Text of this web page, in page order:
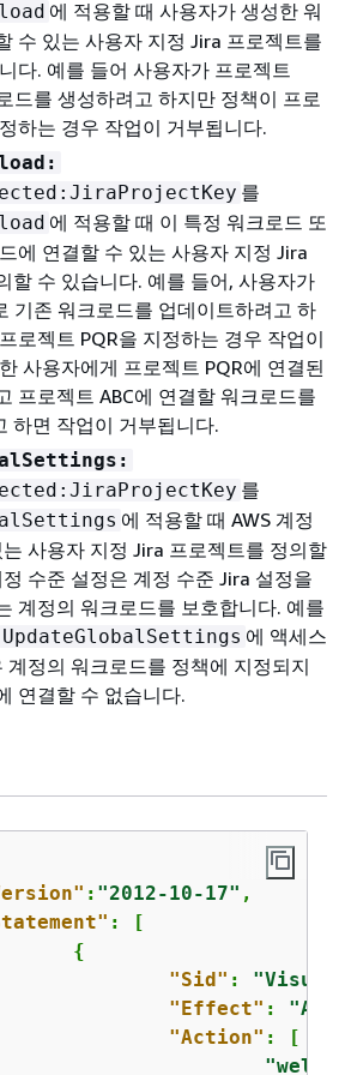
에 적용할 때 사용자가 생성한 워
수 있는 사용자 지정 Jira 프로젝트를
다. 예를 들어 사용자가 프로젝트
드를 생성하려고 하지만 정책이 프로
하는 경우 작업이 거부됩니다.
를
에 적용할 때 이 특정 워크로드 또
에 연결할 수 있는 사용자 지정 Jira
할 수 있습니다. 예를 들어, 사용자가
기존 워크로드를 업데이트하려고 하
로젝트 PQR을 지정하는 경우 작업이
사용자에게 프로젝트 PQR에 연결된
프로젝트 ABC에 연결할 워크로드를
하면 작업이 거부됩니다.
를
에 적용할 때 AWS 계정
사용자 지정 Jira 프로젝트를 정의할
수준 설정은 계정 수준 Jira 설정을
계정의 워크로드를 보호합니다. 예를
UpdateGlobalSettings 에 액세스
계정의 워크로드를 정책에 지정되지
연결할 수 없습니다.
: "2012-10-17" ,
: [
{
"Sid" :
"Effect" :
"Action" : [